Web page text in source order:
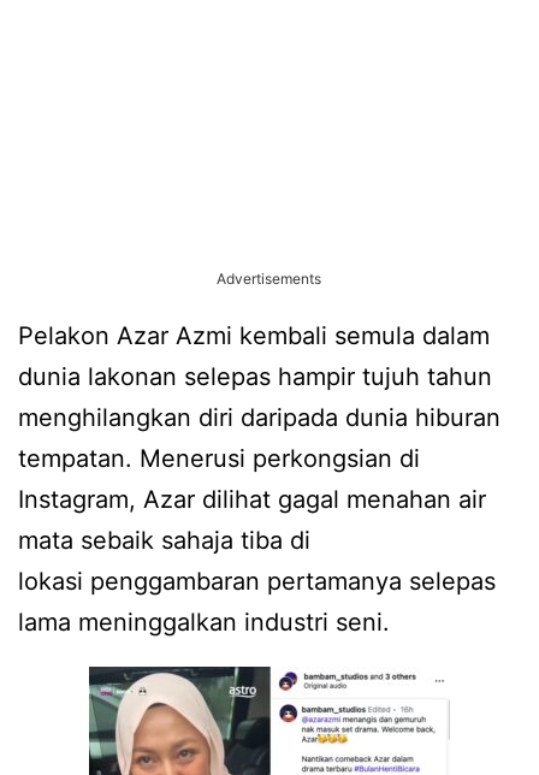
Advertisements
Pelakon Azar Azmi kembali semula dalam
dunia lakonan selepas hampir tujuh tahun
menghilangkan diri daripada dunia hiburan
tempatan. Menerusi perkongsian di
Instagram, Azar dilihat gagal menahan air
mata sebaik sahaja tiba di
lokasi penggambaran pertamanya selepas
lama meninggalkan industri seni.